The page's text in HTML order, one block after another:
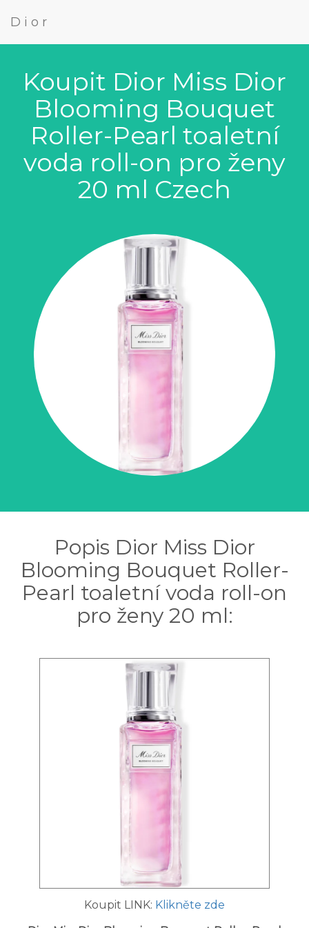
Dior
Koupit Dior Miss Dior
Blooming Bouquet
Roller-Pearl toaletní
voda roll-on pro ženy
20 ml Czech
Popis Dior Miss Dior
Blooming Bouquet Roller-
Pearl toaletní voda roll-on
pro ženy 20 ml:
Koupit LINK: Klikněte zde